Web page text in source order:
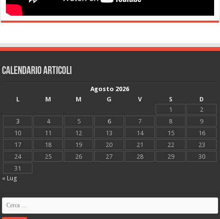
Calendario articoli
Agosto 2026
L
M M G V S
D
1
2
3
4 5 6 7 8
9
10
11 12 13 14 15
16
17
18 19 20 21 22
23
24
25 26 27 28 29
30
31
« Lug